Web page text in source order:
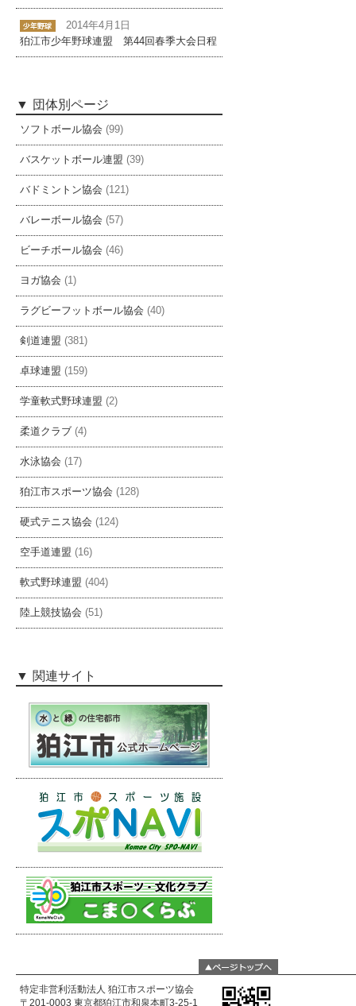
2014年4月1日
狛江市少年野球連盟 第44回春季大会日程
団体別ページ
ソフトボール協会 (99)
バスケットボール連盟 (39)
バドミントン協会 (121)
バレーボール協会 (57)
ビーチボール協会 (46)
ヨガ協会 (1)
ラグビーフットボール協会 (40)
剣道連盟 (381)
卓球連盟 (159)
学童軟式野球連盟 (2)
柔道クラブ (4)
水泳協会 (17)
狛江市スポーツ協会 (128)
硬式テニス協会 (124)
空手道連盟 (16)
軟式野球連盟 (404)
陸上競技協会 (51)
関連サイト
特定非営利活動法人 狛江市スポーツ協会
〒201-0003 東京都狛江市和泉本町3-25-1